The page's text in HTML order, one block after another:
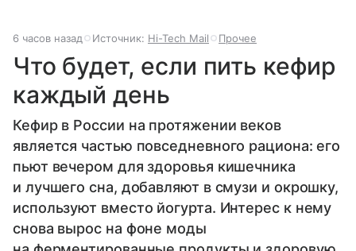
6 часов назад Источник: Hi-Tech Mail Прочее
Что будет, если пить кефир
каждый день
Кефир в России на протяжении веков
является частью повседневного рациона: его
пьют вечером для здоровья кишечника
и лучшего сна, добавляют в смузи и окрошку,
используют вместо йогурта. Интерес к нему
снова вырос на фоне моды